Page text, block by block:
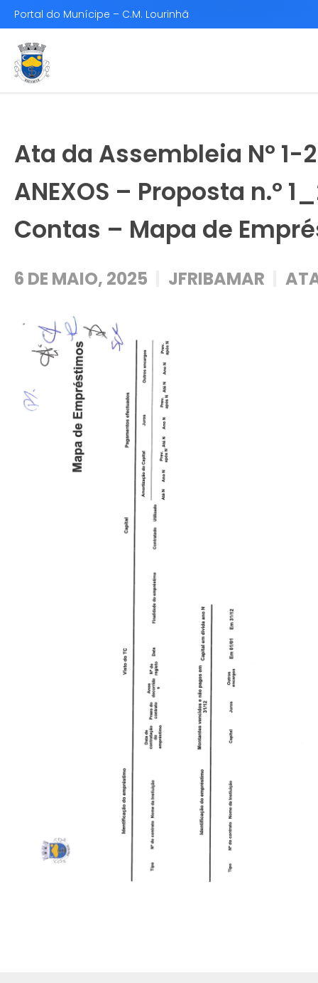
Portal do Munícipe – C.M. Lourinhã
Ata da Assembleia Nº 1-
ANEXOS – Proposta n.º
Contas – Mapa de
6 DE MAIO, 2025 JFRIBAMAR